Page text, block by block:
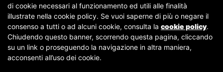
Copyright © 2007-2026 Fubles Srl, Via Disciplini 18, 20123 Milano - CF/P.IVA 06769730968 - Capitale
sociale €63.675,52 i.v. - Camera di commercio di Milano
di cookie necessari al funzionamento ed utili alle finalità
illustrate nella cookie policy. Se vuoi saperne di più o negare il
consenso a tutti o ad alcuni cookie, consulta la cookie policy.
Chiudendo questo banner, scorrendo questa pagina, cliccando
su un link o proseguendo la navigazione in altra maniera,
acconsenti all’uso dei cookie.